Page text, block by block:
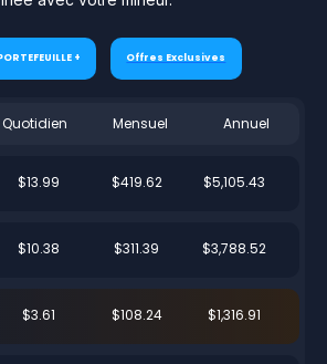
+ Offres Exclusives
Quotidien Mensuel Annuel
$13.99 $419.62 $5,105.43
$10.38 $311.39 $3,788.52
$3.61 $108.24 $1,316.91